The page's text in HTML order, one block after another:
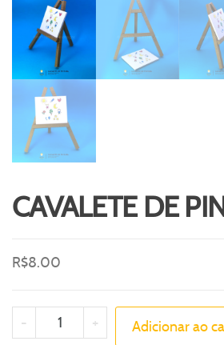
CAVALETE DE
R$8.00
- + Adicionar ao